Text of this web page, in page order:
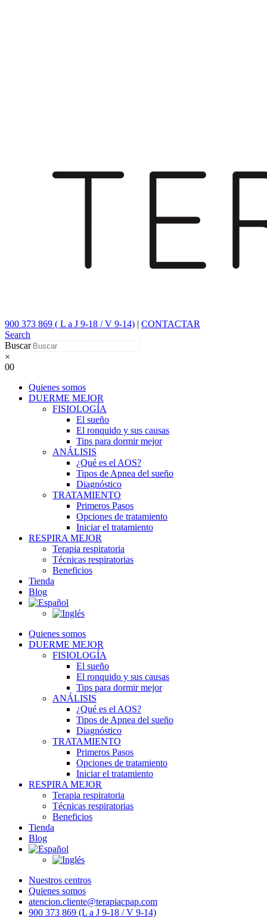
900 373 869 ( L a J 9-18 / V 9-14) | CONTACTAR
Search
Buscar
×
00
Quienes somos
DUERME MEJOR
FISIOLOGÍA
El sueño
El ronquido y sus causas
Tips para dormir mejor
ANÁLISIS
¿Qué es el AOS?
Tipos de Apnea del sueño
Diagnóstico
TRATAMIENTO
Primeros Pasos
Opciones de tratamiento
Iniciar el tratamiento
RESPIRA MEJOR
Terapia respiratoria
Técnicas respiratorias
Beneficios
Tienda
Blog
Quienes somos
DUERME MEJOR
FISIOLOGÍA
El sueño
El ronquido y sus causas
Tips para dormir mejor
ANÁLISIS
¿Qué es el AOS?
Tipos de Apnea del sueño
Diagnóstico
TRATAMIENTO
Primeros Pasos
Opciones de tratamiento
Iniciar el tratamiento
RESPIRA MEJOR
Terapia respiratoria
Técnicas respiratorias
Beneficios
Tienda
Blog
Nuestros centros
Quienes somos
atencion.cliente@terapiacpap.com
900 373 869 (L a J 9-18 / V 9-14)